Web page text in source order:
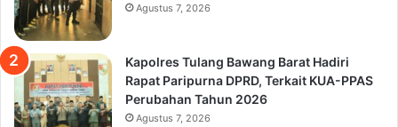
Agustus 7, 2026
Kapolres Tulang Bawang Barat Hadiri
Rapat Paripurna DPRD, Terkait KUA-PPAS
Perubahan Tahun 2026
Agustus 7, 2026